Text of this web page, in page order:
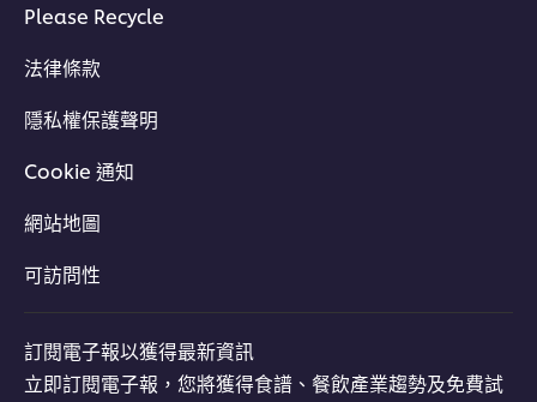
Please Recycle
法律條款
隱私權保護聲明
Cookie 通知
網站地圖
可訪問性
訂閱電子報以獲得最新資訊
立即訂閱電子報，您將獲得食譜、餐飲產業趨勢及免費試